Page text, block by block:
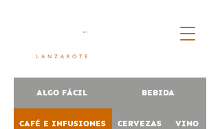
ALGO FÁCIL BEBIDA
CAFÉ E INFUSIONES CERVEZAS VINO